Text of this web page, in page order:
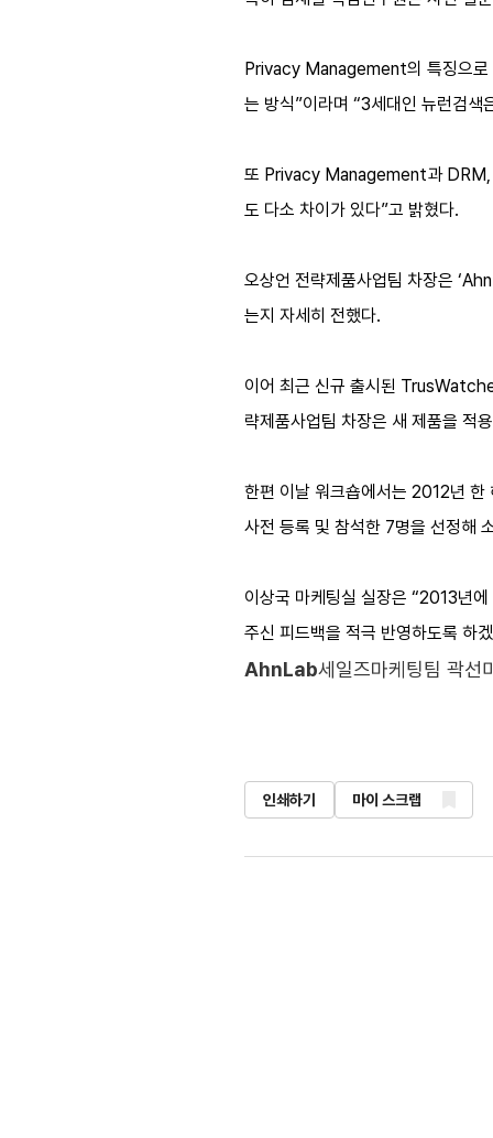
Privacy Management의 특징으로
는 방식”이라며 “3세대인 뉴런검색
또 Privacy Management과 DRM,
도 다소 차이가 있다”고 밝혔다.
오상언 전략제품사업팀 차장은
는지 자세히 전했다.
이어 최근 신규 출시된
략제품사업팀 차장은 새 제품을 적
한편 이날 워크숍에서는 2012년 한
사전 등록 및 참석한 7명을 선정해
이상국 마케팅실 실장은 “2013년
주신 피드백을 적극 반영하도록 하
AhnLab세일즈마케팅팀 곽선
인쇄하기 마이 스크랩